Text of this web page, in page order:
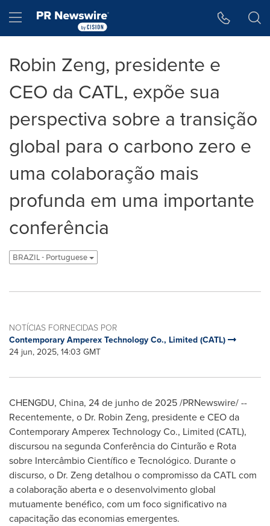
Hamburger menu
Robin Zeng, presidente e
CEO da CATL, expõe sua
perspectiva sobre a transição
global para o carbono zero e
uma colaboração mais
profunda em uma importante
conferência
BRAZIL - Portuguese
NOTÍCIAS FORNECIDAS POR
Contemporary Amperex Technology Co., Limited (CATL)
24 jun, 2025, 14:03 GMT
CHENGDU, China, 24 de junho de 2025/PRNewswire/ --
Recentemente, o Dr. Robin Zeng, presidente e CEO da
Contemporary Amperex Technology Co., Limited (CATL),
discursou na segunda Conferência do Cinturão e Rota
sobre Intercâmbio Científico e Tecnológico. Durante o
discurso, o Dr. Zeng detalhou o compromisso da CATL com
a colaboração aberta e o desenvolvimento global
mutuamente benéfico, com um foco significativo na
capacitação das economias emergentes.